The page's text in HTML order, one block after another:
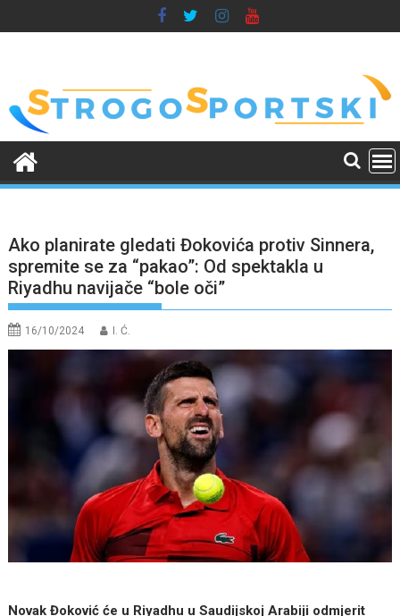
to
Ako planirate gledati Đokovića protiv Sinnera,
spremite se za “pakao”: Od spektakla u
Riyadhu navijače “bole oči”
16/10/2024 I. Ć.
Novak Đoković će u Riyadhu u Saudijskoj Arabiji odmjerit